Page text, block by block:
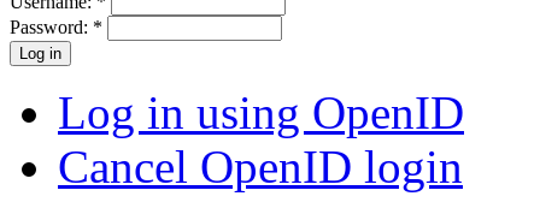
Password: *
Log in using OpenID
Cancel OpenID login